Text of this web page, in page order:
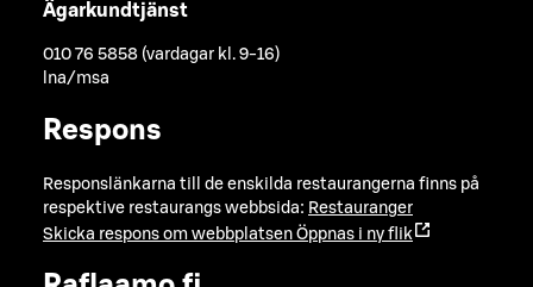
Ägarkundtjänst
010 76 5858 (vardagar kl. 9-16)
lna/msa
Respons
Responslänkarna till de enskilda restaurangerna finns på
respektive restaurangs webbsida: Restauranger
Skicka respons om webbplatsen Öppnas i ny flik